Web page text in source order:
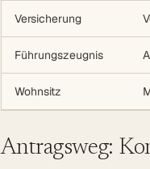
Versicherung
Führungszeugnis
Wohnsitz
Antragsweg: